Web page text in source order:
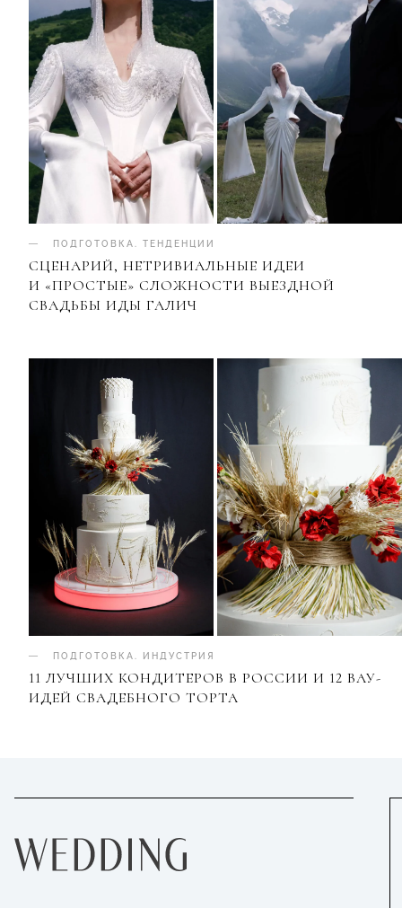
ПОДГОТОВКА. ТЕНДЕНЦИИ
СЦЕНАРИЙ, НЕТРИВИАЛЬНЫЕ ИДЕИ
И «ПРОСТЫЕ» СЛОЖНОСТИ ВЫЕЗДНОЙ
СВАДЬБЫ ИДЫ ГАЛИЧ
ПОДГОТОВКА. ИНДУСТРИЯ
11 ЛУЧШИХ КОНДИТЕРОВ В РОССИИ И 12 ВАУ-
ИДЕЙ СВАДЕБНОГО ТОРТА